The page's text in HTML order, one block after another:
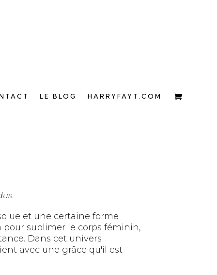
LE BLOG HARRYFAYT.COM
et une certaine forme
pour sublimer le corps féminin,
Dans cet univers
avec une grâce qu'il est